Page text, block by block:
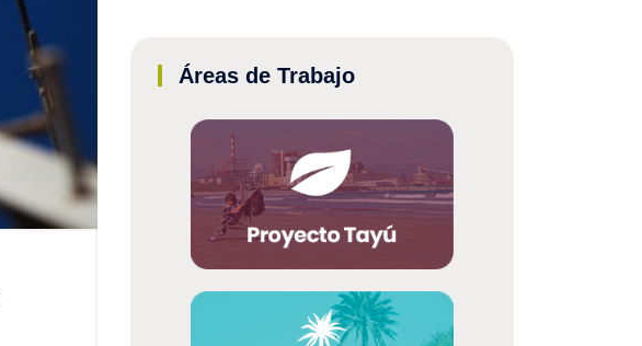
Áreas de Trabajo